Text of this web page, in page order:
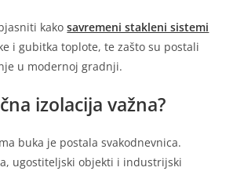
kakosavremeni stakleni sistemi
i gubitka toplote, te zašto su postali
u modernoj gradnji.
izolacija važna?
buka je postala svakodnevnica.
ugostiteljski objekti i industrijski